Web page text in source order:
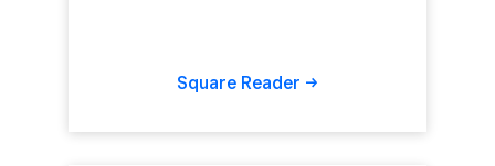
Square Reader